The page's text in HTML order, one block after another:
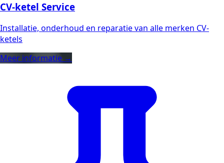
CV-ketel Service
Installatie, onderhoud en reparatie van alle merken CV-
ketels
Meer informatie →